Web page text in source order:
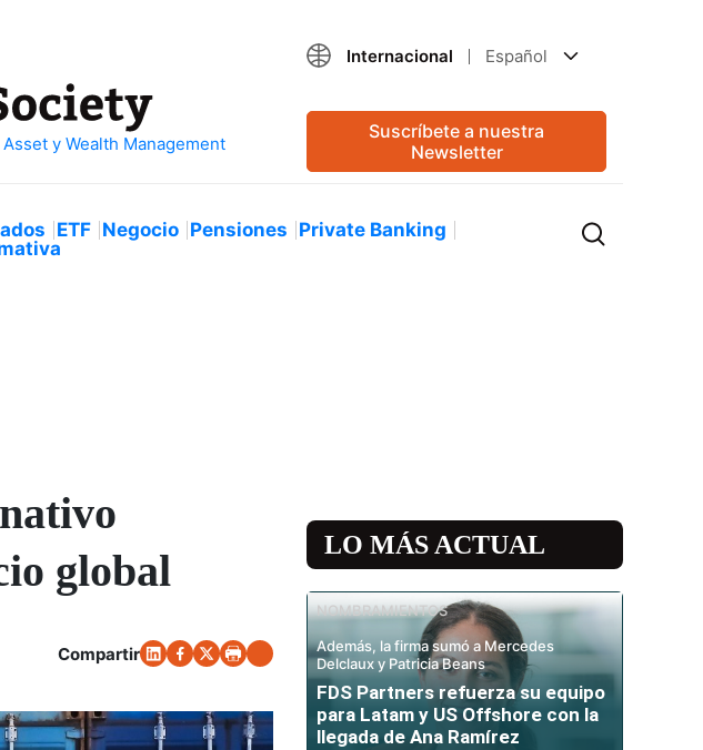
Internacional Español
Suscríbete a nuestra
Newsletter
ETF Negocio Pensiones Private Banking
global
Compartir
LO MÁS ACTUAL
NOMBRAMIENTOS
Además, la firma sumó a Mercedes
Delclaux y Patricia Beans
FDS Partners refuerza su equipo
para Latam y US Offshore con la
llegada de Ana Ramírez